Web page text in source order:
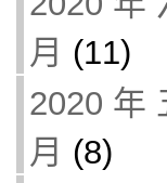
月 (11)
2020 年
月 (8)